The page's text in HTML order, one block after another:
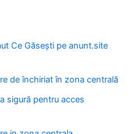
Ce Găsești pe anunt.site
de închiriat în zona centrală
sigură pentru acces